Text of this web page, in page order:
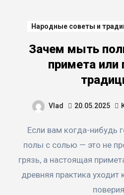
Народные советы и
Зачем мыть
примета или
Vlad 20.05.2025
Если вам когда-нибудь говорили, что мыть
полы с солью — это не
грязь, а настоящая
древняя практика